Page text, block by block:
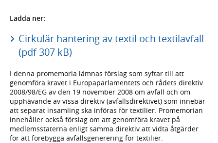
Ladda ner:
Cirkulär hantering av textil och textilavfall
(pdf 307 kB)
I denna promemoria lämnas förslag som syftar till att
genomföra kravet i Europaparlamentets och rådets direktiv
2008/98/EG av den 19 november 2008 om avfall och om
upphävande av vissa direktiv (avfallsdirektivet) som innebär
att separat insamling ska införas för textilier. Promemorian
innehåller också förslag om att genomföra kravet på
medlemsstaterna enligt samma direktiv att vidta åtgärder
för att förebygga avfallsgenerering för textilier.